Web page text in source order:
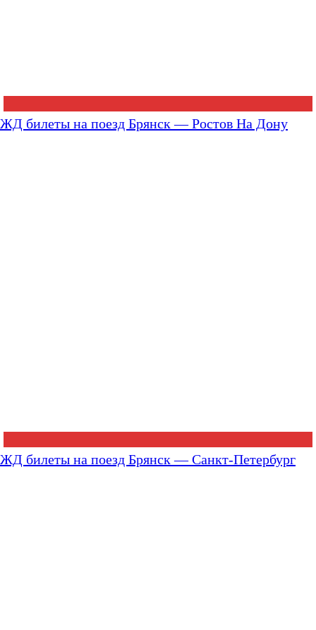
ЖД билеты на поезд Брянск — Ростов На Дону
ЖД билеты на поезд Брянск — Санкт-Петербург